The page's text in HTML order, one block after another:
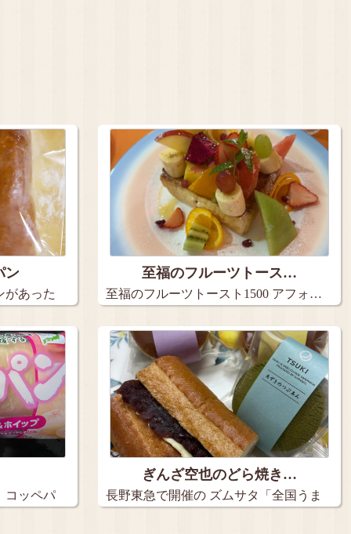
ン
があった
至福のフルーツトース…
至福のフルーツトースト1500 アフォ…
ッペパ
ぎんざ空也のどら焼き…
長野東急で開催の ズムサタ「全国うま